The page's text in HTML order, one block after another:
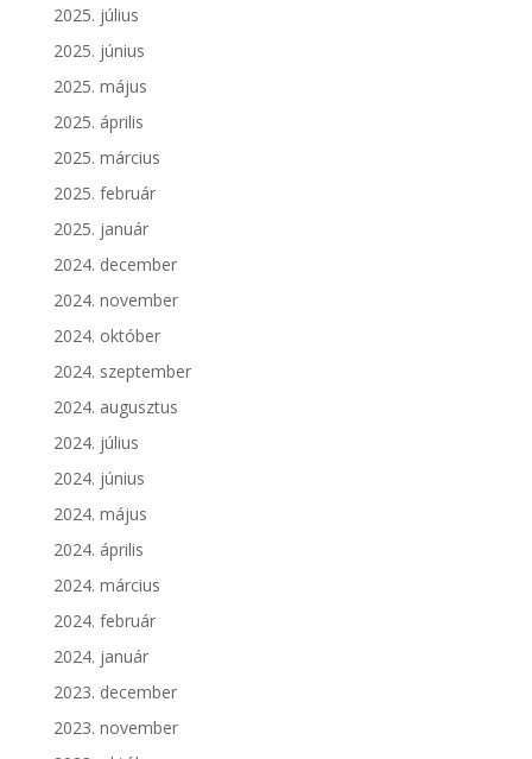
2025. július
2025. június
2025. május
2025. április
2025. március
2025. február
2025. január
2024. december
2024. november
2024. október
2024. szeptember
2024. augusztus
2024. július
2024. június
2024. május
2024. április
2024. március
2024. február
2024. január
2023. december
2023. november